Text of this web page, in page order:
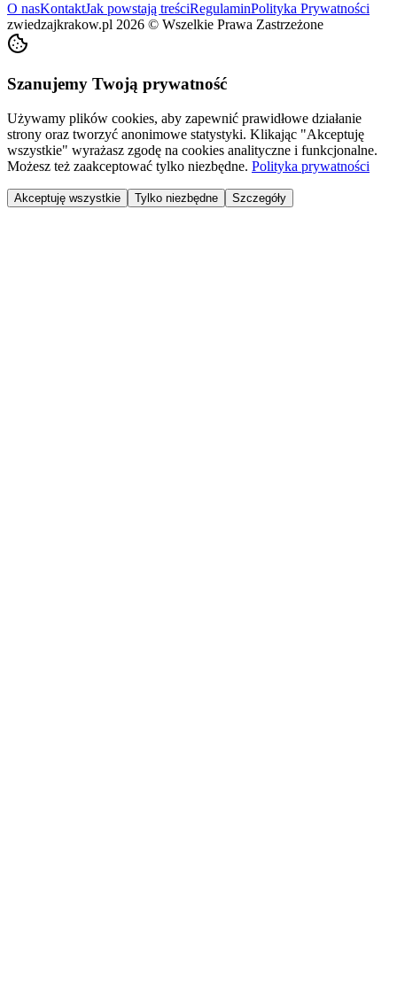
O nasKontaktJak powstają treściRegulaminPolityka Prywatności
zwiedzajkrakow.pl 2026 © Wszelkie Prawa Zastrzeżone
Szanujemy Twoją prywatność
Używamy plików cookies, aby zapewnić prawidłowe działanie
strony oraz tworzyć anonimowe statystyki. Klikając "Akceptuję
wszystkie" wyrażasz zgodę na cookies analityczne i funkcjonalne.
Możesz też zaakceptować tylko niezbędne. Polityka prywatności
Akceptuję wszystkie Tylko niezbędne Szczegóły